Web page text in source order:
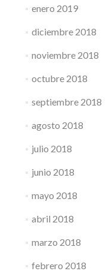
enero 2019
diciembre 2018
noviembre 2018
octubre 2018
septiembre 2018
agosto 2018
julio 2018
junio 2018
mayo 2018
abril 2018
marzo 2018
febrero 2018